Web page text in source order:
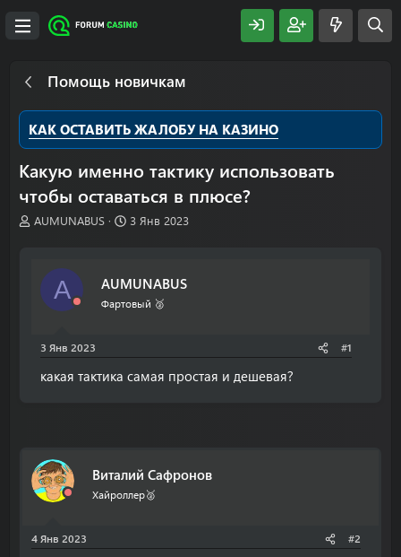
Помощь новичкам
КАК ОСТАВИТЬ ЖАЛОБУ НА КАЗИНО
Какую именно тактику использовать
чтобы оставаться в плюсе?
А
AUMUNABUS
Д
н
а
3 Янв 2023
A AUMUNABUS
Фартовый 🥈
3 Янв 2023 #1
какая тактика самая простая и дешевая?
Виталий Сафронов
Хайроллер🥈
4 Янв 2023 #2